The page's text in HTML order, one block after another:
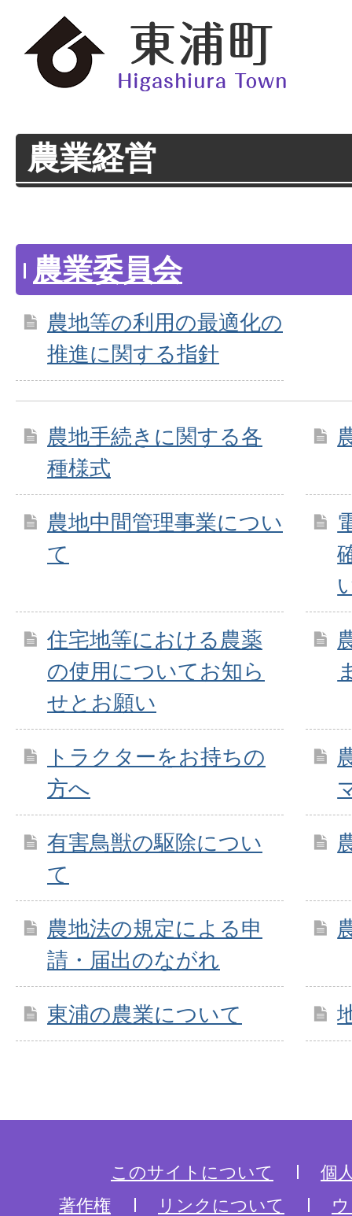
農業経営
農業委員会
農地等の利用の最適化の
推進に関する指針
農地手続きに関する各
種様式
農地中間管理事業につい
て
住宅地等における農薬
の使用についてお知ら
せとお願い
トラクターをお持ちの
方へ
有害鳥獣の駆除につい
て
農地法の規定による申
請・届出のながれ
東浦の農業について
このサイトについて
個
著作権
リンクについて